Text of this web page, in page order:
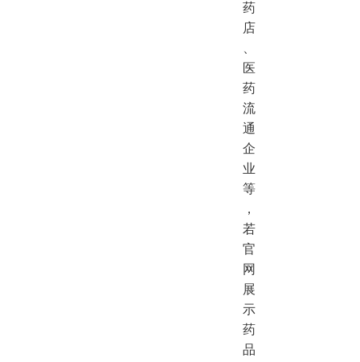
药
店
医
药
流
通
企
业
等
，
若
官
网
展
示
药
品